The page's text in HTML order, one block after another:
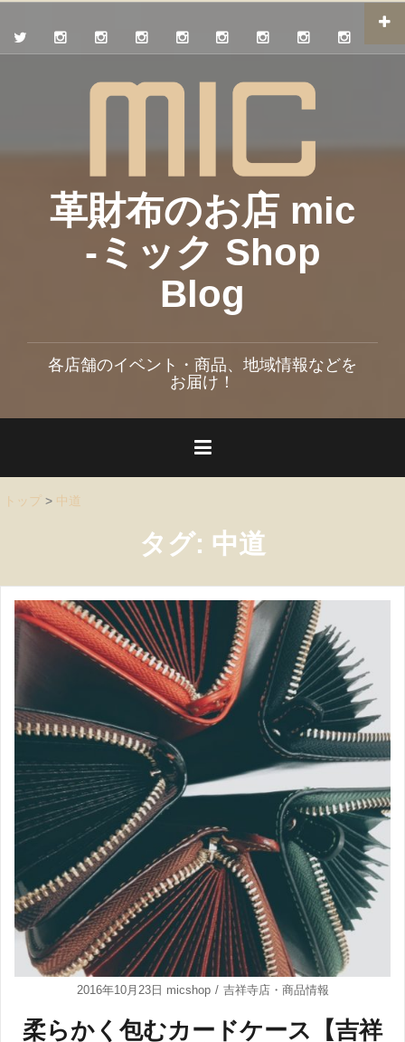
革財布のお店 mic
-ミック Shop
Blog
各店舗のイベント・商品、地域情報などを
お届け！
トップ > 中道
タグ: 中道
2016年10月23日 micshop 吉祥寺店・ 商品情報
柔らかく包むカードケース【吉祥